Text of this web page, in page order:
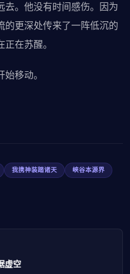
去。他没有时间感伤。因为
的更深处传来了一阵低沉的
在苏醒。
移动。
我携神装踏诸天
峡谷本源界
虚空